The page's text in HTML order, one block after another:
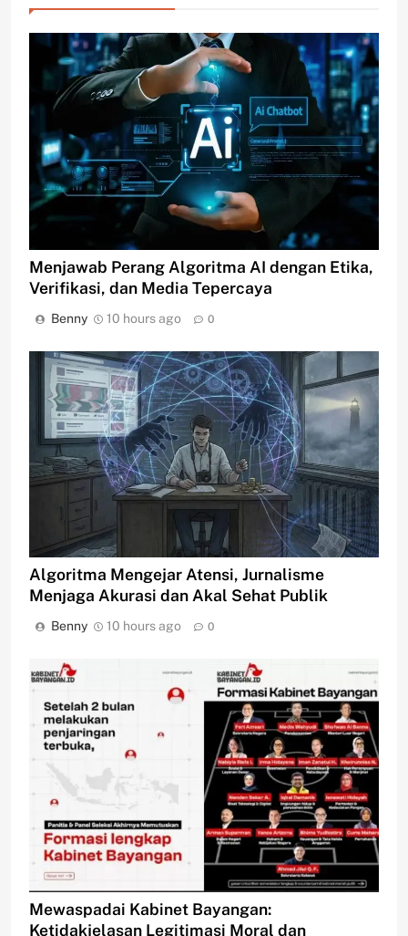
Menjawab Perang Algoritma AI dengan Etika,
Verifikasi, dan Media Tepercaya
Benny 10 hours ago 0
Algoritma Mengejar Atensi, Jurnalisme
Menjaga Akurasi dan Akal Sehat Publik
Benny 10 hours ago 0
Mewaspadai Kabinet Bayangan:
Ketidakjelasan Legitimasi Moral dan